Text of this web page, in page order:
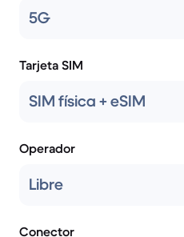
5G
Tarjeta SIM
SIM física + eSIM
Operador
Libre
Conector